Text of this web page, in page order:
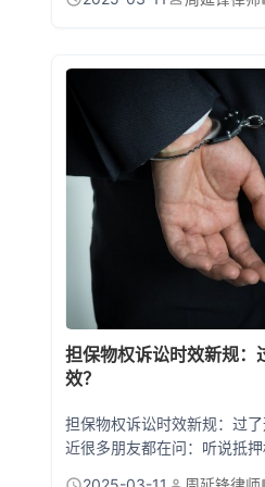
意取得必须满足三个核心要
质上是为了保护交易安全和
担保物权诉讼时效新规：
效？
担保物权诉讼时效新规：过
近很多朋友都在问：听说抵